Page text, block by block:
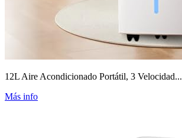
12L Aire Acondicionado Portátil, 3 Velocidad...
Más info